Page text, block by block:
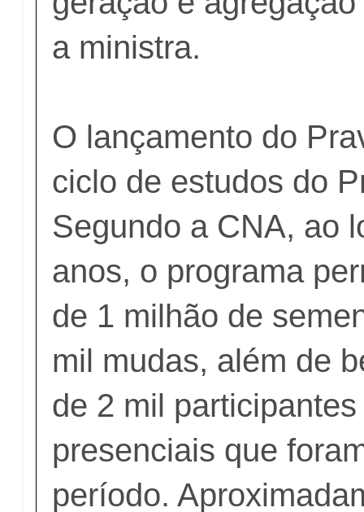
a ministra.
O lançamento do
ciclo de estudos do
Segundo a CNA, ao
anos, o programa
de 1 milhão de
mil mudas, além de
de 2 mil
presenciais que
período.